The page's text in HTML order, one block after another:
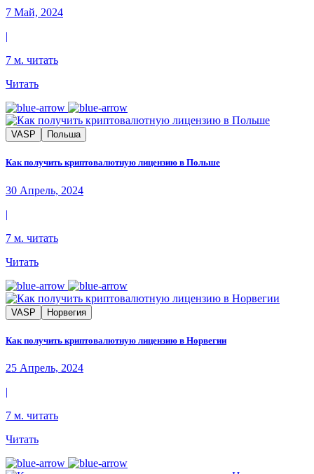
7 Май, 2024
|
7 м. читать
Читать
VASP Польша
Как получить криптовалютную лицензию в Польше
30 Апрель, 2024
|
7 м. читать
Читать
VASP Норвегия
Как получить криптовалютную лицензию в Норвегии
25 Апрель, 2024
|
7 м. читать
Читать